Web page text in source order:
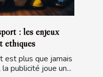
: les enjeux
éthiques
est plus que jamais
publicité joue un...